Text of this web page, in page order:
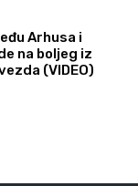
Arhusa i
na boljeg iz
(VIDEO)